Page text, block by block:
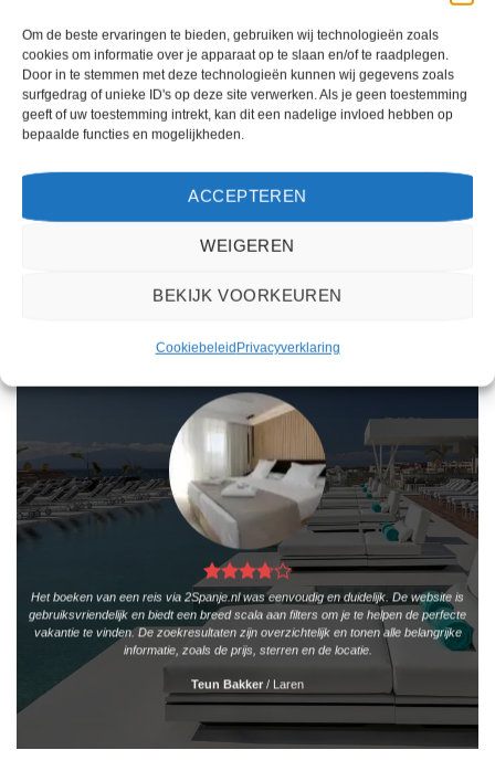
Om de beste ervaringen te bieden, gebruiken wij technologieën zoals
cookies om informatie over je apparaat op te slaan en/of te raadplegen.
Door in te stemmen met deze technologieën kunnen wij gegevens zoals
surfgedrag of unieke ID's op deze site verwerken. Als je geen toestemming
geeft of uw toestemming intrekt, kan dit een nadelige invloed hebben op
bepaalde functies en mogelijkheden.
ACCEPTEREN
WEIGEREN
BEKIJK VOORKEUREN
CookiebeleidPrivacyverklaring
Gewaardeerd
4uit 5
€1.062,00
INNSiDE By Melia Fuerteventura is
een 4 sterren accommodatie in
Costa Calma. U boekt deze reis
EUR 1062.00 per persoon.
Las Marismas de Corralejo
Gewaardeerd
3uit 5
€701,00
Las Marismas de Corralejo is een 3
sterren accommodatie in Corralejo.
per persoon.
Het boeken van een reis via 2Spanje.nl was eenvoudig en duidelijk. De website is
gebruiksvriendelijk en biedt een breed scala aan filters om je te helpen de perfecte
vakantie te vinden. De zoekresultaten zijn overzichtelijk en tonen alle belangrijke
informatie, zoals de prijs, sterren en de locatie.
Teun Bakker / Laren